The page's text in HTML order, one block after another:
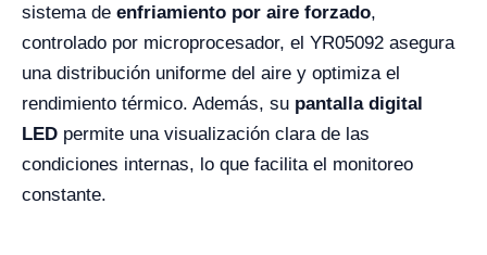
sistema de enfriamiento por aire forzado,
controlado por microprocesador, el YR05092 asegura
una distribución uniforme del aire y optimiza el
rendimiento térmico. Además, su pantalla digital
LED permite una visualización clara de las
condiciones internas, lo que facilita el monitoreo
constante.